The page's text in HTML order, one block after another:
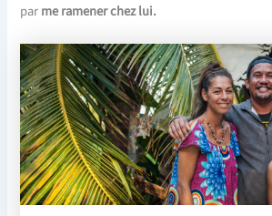
parme ramener chez lui.